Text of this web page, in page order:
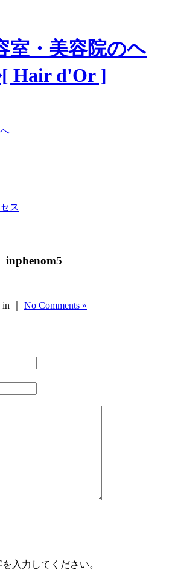
ス
inphenom5
｜ No Comments »
入力してください。